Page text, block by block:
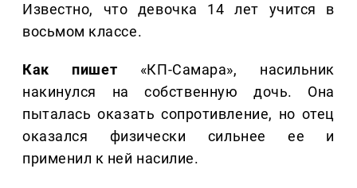
Известно, что девочка 14 лет учится в
восьмом классе.
Как пишет «КП-Самара», насильник
накинулся на собственную дочь. Она
пыталась оказать сопротивление, но отец
оказался физически сильнее ее и
применил к ней насилие.